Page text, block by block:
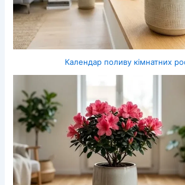
Календар поливу кімнатних